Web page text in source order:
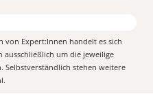
Expert:Innen handelt es sich
um die jeweilige
Selbstverständlich stehen weitere